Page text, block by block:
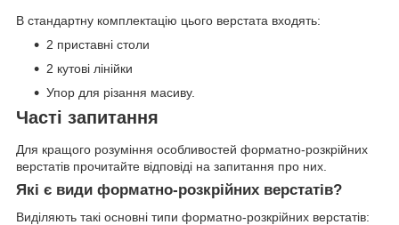
В стандартну комплектацію цього верстата входять:
2 приставні столи
2 кутові лінійки
Упор для різання масиву.
Часті запитання
Для кращого розуміння особливостей форматно-розкрійних
верстатів прочитайте відповіді на запитання про них.
Які є види форматно-розкрійних верстатів?
Виділяють такі основні типи форматно-розкрійних верстатів: